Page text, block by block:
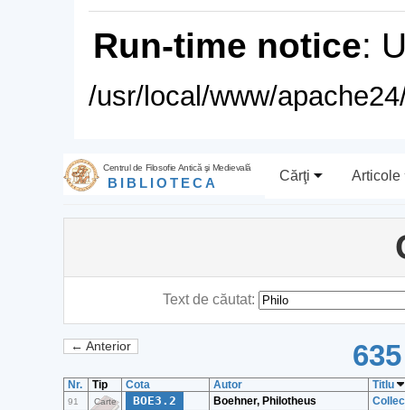
Run-time notice:
/usr/local/www/
Centrul de Filosofie Antică şi Medievală
BIBLIOTECA Cărţi Articole
Text de căutat:
← Anterior
Nr. Tip Cota Autor Titlu
91 Carte BOE3.2 Boehner, Philotheus